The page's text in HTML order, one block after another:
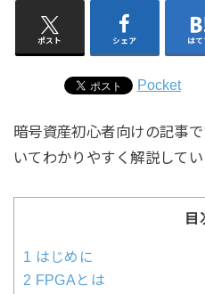
ポスト シェア はて
Pocket
暗号資産初心者向けの記事
いてわかりやすく解説してい
目
1 はじめに
2 FPGAとは